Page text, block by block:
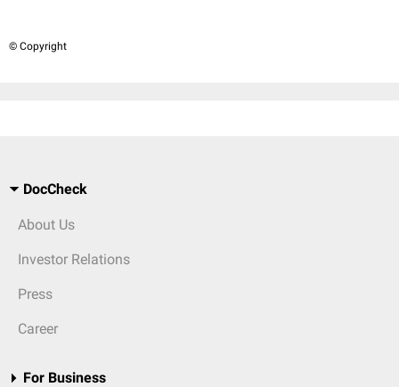
© Copyright
DocCheck
About Us
Investor Relations
Press
Career
For Business